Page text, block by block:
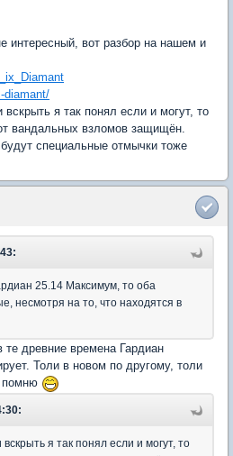
интересный, вот разбор на нашем и
diamant/
я так понял если и могут, то
вандальных взломов защищён.
специальные отмычки тоже
25.14 Максимум, то оба
несмотря на то, что находятся в
древние времена Гардиан
Толи в новом по другому, толи
помню
я так понял если и могут, то